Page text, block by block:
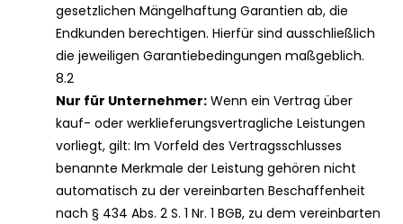
gesetzlichen Mängelhaftung Garantien ab, die
Endkunden berechtigen. Hierfür sind ausschließlich
die jeweiligen Garantiebedingungen maßgeblich.
8.2
Nur für Unternehmer: Wenn ein Vertrag über
kauf- oder werklieferungsvertragliche Leistungen
vorliegt, gilt: Im Vorfeld des Vertragsschlusses
benannte Merkmale der Leistung gehören nicht
automatisch zu der vereinbarten Beschaffenheit
nach § 434 Abs. 2 S. 1 Nr. 1 BGB, zu dem vereinbarten